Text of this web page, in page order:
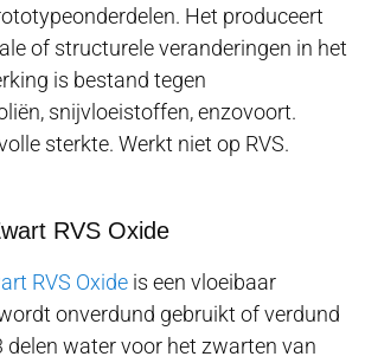
Het produceert
of structurele veranderingen in het
is bestand tegen
snijvloeistoffen, enzovoort.
sterkte. Werkt niet op RVS.
RVS Oxide
RVS Oxide is een vloeibaar
onverdund gebruikt of verdund
water voor het zwarten van